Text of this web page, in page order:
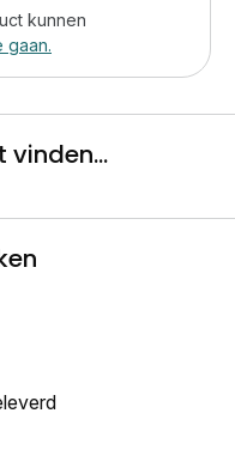
kunnen
gaan.
vinden...